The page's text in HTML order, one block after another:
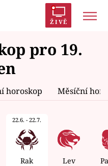
ŽIVĚ
Prostřeno!
AYTO?
pro 19.
horoskop Měsíční
22.6. - 22.7.
Rak Lev